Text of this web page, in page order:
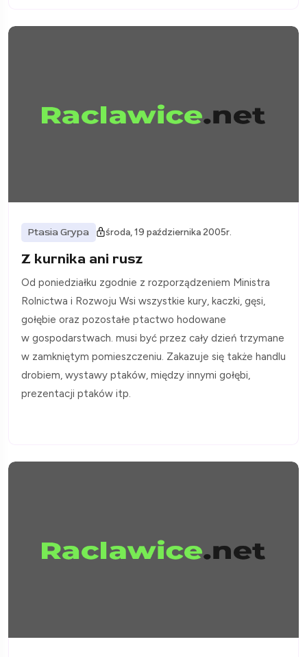
Ptasia Grypa środa, 19 października 2005r.
Z kurnika ani rusz
Od poniedziałku zgodnie z rozporządzeniem Ministra
Rolnictwa i Rozwoju Wsi wszystkie kury, kaczki, gęsi,
gołębie oraz pozostałe ptactwo hodowane
w gospodarstwach. musi być przez cały dzień trzymane
w zamkniętym pomieszczeniu. Zakazuje się także handlu
drobiem, wystawy ptaków, między innymi gołębi,
prezentacji ptaków itp.